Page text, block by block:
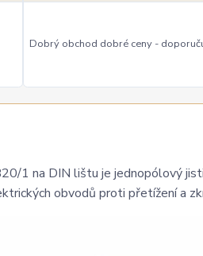
Dobrý obchod dobré ceny -
1 na DIN lištu je jednopólový
obvodů proti přetížení a